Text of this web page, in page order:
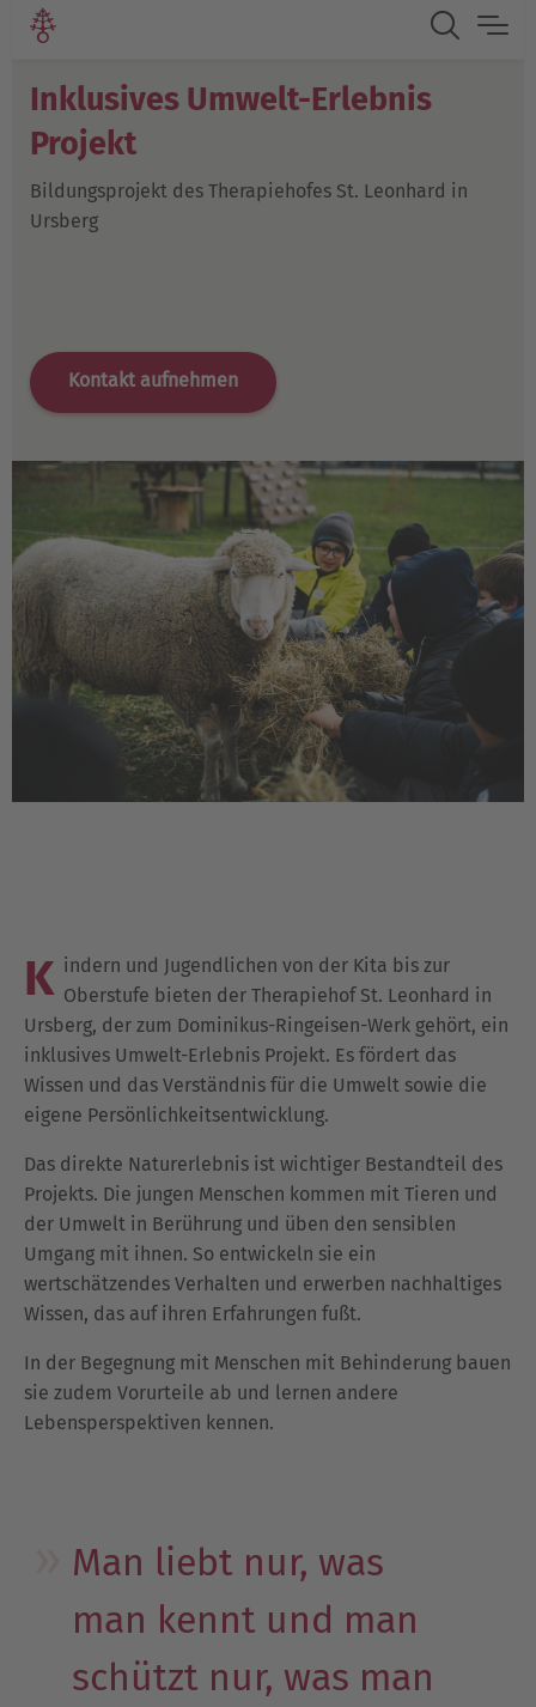
Inklusives Umwelt-Erlebnis
Projekt
Bildungsprojekt des Therapiehofes St. Leonhard in
Ursberg
Kontakt aufnehmen
K indern und Jugendlichen von der Kita bis zur
Oberstufe bieten der Therapiehof St. Leonhard in
Ursberg, der zum Dominikus-Ringeisen-Werk gehört, ein
inklusives Umwelt-Erlebnis Projekt. Es fördert das
Wissen und das Verständnis für die Umwelt sowie die
eigene Persönlichkeitsentwicklung.
Das direkte Naturerlebnis ist wichtiger Bestandteil des
Projekts. Die jungen Menschen kommen mit Tieren und
der Umwelt in Berührung und üben den sensiblen
Umgang mit ihnen. So entwickeln sie ein
wertschätzendes Verhalten und erwerben nachhaltiges
Wissen, das auf ihren Erfahrungen fußt.
In der Begegnung mit Menschen mit Behinderung bauen
sie zudem Vorurteile ab und lernen andere
Lebensperspektiven kennen.
Man liebt nur, was
man kennt und man
schützt nur, was man